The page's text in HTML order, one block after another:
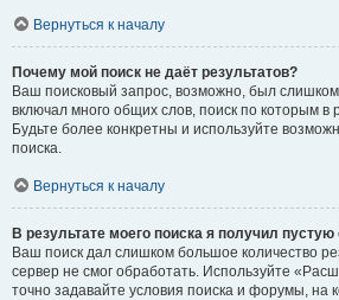
Вернуться к началу
Почему мой поиск не даёт результатов?
Ваш поисковый запрос, возможно, был
включал много общих слов, поиск по которым в
Будьте более конкретны и используйте
поиска.
Вернуться к началу
В результате моего поиска я получил пустую
Ваш поиск дал слишком большое количество
сервер не смог обработать. Используйте
точно задавайте условия поиска и форумы, на